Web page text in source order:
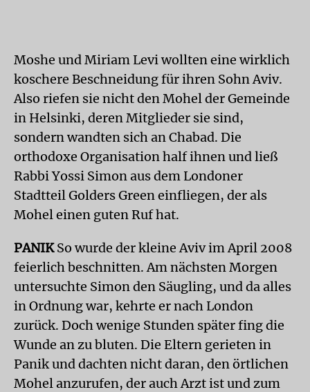
Moshe und Miriam Levi wollten eine wirklich
koschere Beschneidung für ihren Sohn Aviv.
Also riefen sie nicht den Mohel der Gemeinde
in Helsinki, deren Mitglieder sie sind,
sondern wandten sich an Chabad. Die
orthodoxe Organisation half ihnen und ließ
Rabbi Yossi Simon aus dem Londoner
Stadtteil Golders Green einfliegen, der als
Mohel einen guten Ruf hat.
PANIKSo wurde der kleine Aviv im April 2008
feierlich beschnitten. Am nächsten Morgen
untersuchte Simon den Säugling, und da alles
in Ordnung war, kehrte er nach London
zurück. Doch wenige Stunden später fing die
Wunde an zu bluten. Die Eltern gerieten in
Panik und dachten nicht daran, den örtlichen
Mohel anzurufen, der auch Arzt ist und zum